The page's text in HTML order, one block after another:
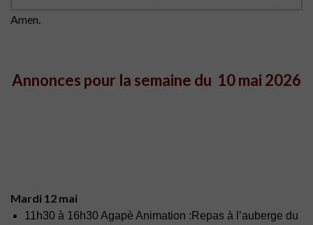
Amen.
Annonces pour la semaine du 10 mai 2026
Mardi 12 mai
11h30 à 16h30 Agapè Animation :Repas à l’auberge du